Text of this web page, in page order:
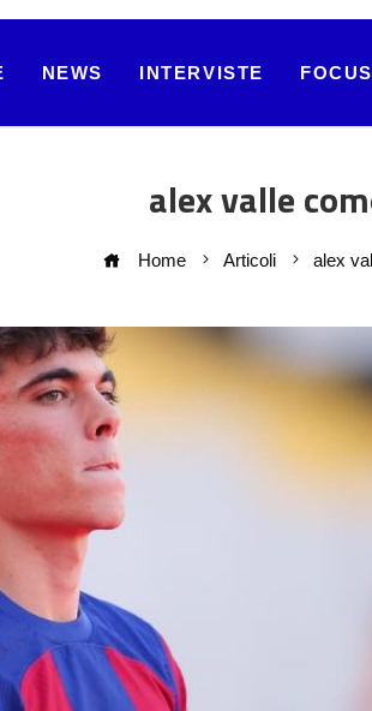
NEWS INTERVISTE FOCUS
alex valle
Home Articoli alex